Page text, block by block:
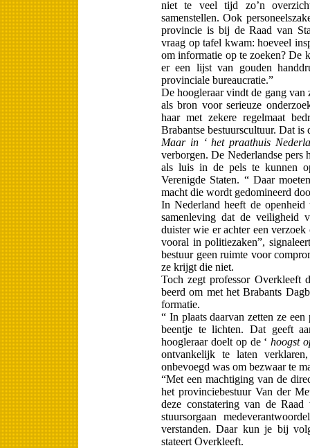
niet te veel tijd zo’n
samenstellen. Ook
provincie is bij de Raad van
vraag op tafel kwam: hoeveel
om informatie op te zoeken? De
er een lijst van gouden
provinciale bu­reaucratie.”
De hoogleraar vindt de gang
als bron voor serieuze
haar met zekere regelmaat
Brabantse bestuurscultuur. Dat
Maar in ‘ het praathuis
verborgen. De Nederlandse
als luis in de pels te kunnen
Verenigde Staten. “ Daar
macht die wordt gedomineerd
In Nederland heeft de
samenleving dat de veiligheid
duister wie er achter een
vooral in politiezaken”,
bestuur geen ruimte voor
ze krijgt die niet.
Toch zegt professor Overkleeft
beerd om met het Brabants
formatie.
“ In plaats daarvan zetten ze
beentje te lichten. Dat geeft
hoogleraar doelt op de ‘hoogst
ontvankelijk te la­ten
onbevoegd was om bezwaar te
“Met een machtiging van de
het provinciebestuur Van der
deze constatering van de
stuursorgaan
verstanden. Daar kun je bij
stateert Overkleeft.